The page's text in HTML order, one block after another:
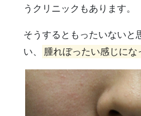
うクリニックもあります。
そうするともったいないと
い、
腫れぼったい感じにな